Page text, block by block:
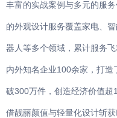
丰富的实战案例与多元的服
的外观设计服务覆盖家电、
器人等多个领域，累计服务
内外知名企业100余家，打
破300万件，创造经济价值
借靓丽颜值与轻量化设计斩